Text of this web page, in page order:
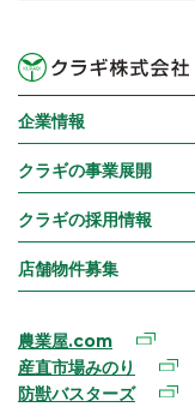
企業情報
クラギの事業展開
クラギの採用情報
店舗物件募集
農業屋.com
産直市場みのり
防獣バスターズ